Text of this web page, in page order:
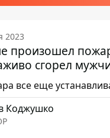
2023
произошел
сгорел
все еще
Коджушко